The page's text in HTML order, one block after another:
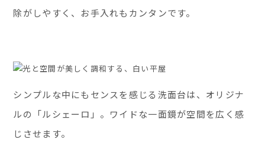
除がしやすく、お手入れもカンタンです。
シンプルな中にもセンスを感じる洗面台は、オリジナ
ルの「ルシェーロ」。ワイドな一面鏡が空間を広く感
じさせます。